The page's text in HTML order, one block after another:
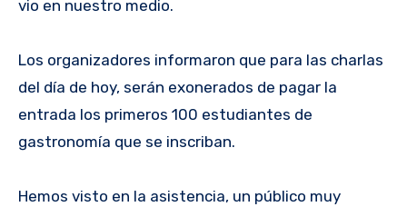
vio en nuestro medio.
Los organizadores informaron que para las charlas
del día de hoy, serán exonerados de pagar la
entrada los primeros 100 estudiantes de
gastronomía que se inscriban.
Hemos visto en la asistencia, un público muy